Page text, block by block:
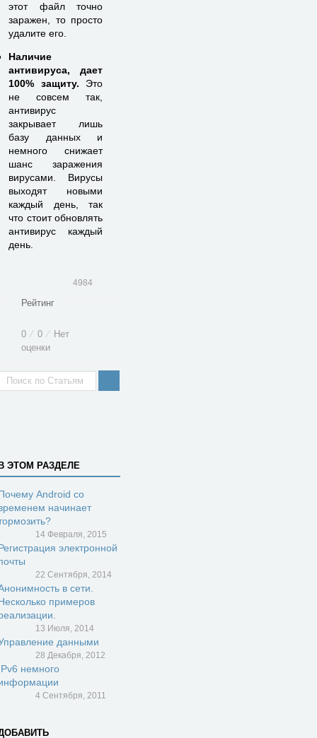
этот файл точно
заражен, то просто
удалите его.
Наличие
антивируса, дает
100% защиту. Это
не совсем так,
антивирус
закрывает лишь
базу данных и
немного снижает
шанс заражения
вирусами. Вирусы
выходят новыми
каждый день, так
что стоит обновлять
антивирус каждый
день.
4984
Рейтинг
0 ⁄ 0 ⁄ Нет
оценки
ЭТОМ РАЗДЕЛЕ
Android со
начинает
14 Февраля, 2015
электронной
22 Сентября, 2014
в сети.
примеров
13 Июля, 2014
данными
28 Декабря, 2012
немного
4 Сентября, 2011